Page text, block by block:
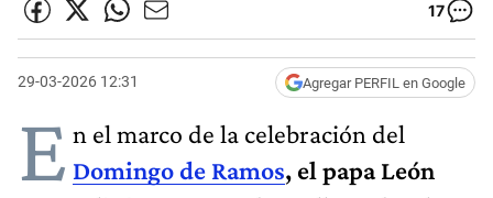
17
29-03-2026 12:31 Agregar PERFIL en Google
E n el marco de la celebración del
Domingo de Ramos, el papa León